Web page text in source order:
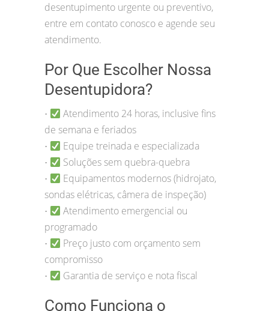
desentupimento urgente ou preventivo,
entre em contato conosco e agende seu
atendimento.
Por Que Escolher Nossa
Desentupidora?
•
Atendimento 24 horas, inclusive fins
de semana e feriados
• Equipe treinada e especializada
• Soluções sem quebra-quebra
•
Equipamentos modernos (hidrojato,
sondas elétricas, câmera de inspeção)
•
Atendimento emergencial ou
programado
•
Preço justo com orçamento sem
compromisso
• Garantia de serviço e nota fiscal
Como Funciona o